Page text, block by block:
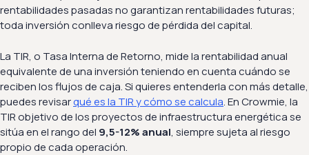
rentabilidades pasadas no garantizan rentabilidades futuras;
toda inversión conlleva riesgo de pérdida del capital.
La TIR, o Tasa Interna de Retorno, mide la rentabilidad anual
equivalente de una inversión teniendo en cuenta cuándo se
reciben los flujos de caja. Si quieres entenderla con más detalle,
puedes revisarqué es la TIR y cómo se calcula. En Crowmie, la
TIR objetivo de los proyectos de infraestructura energética se
sitúa en el rango del 9,5-12% anual, siempre sujeta al riesgo
propio de cada operación.